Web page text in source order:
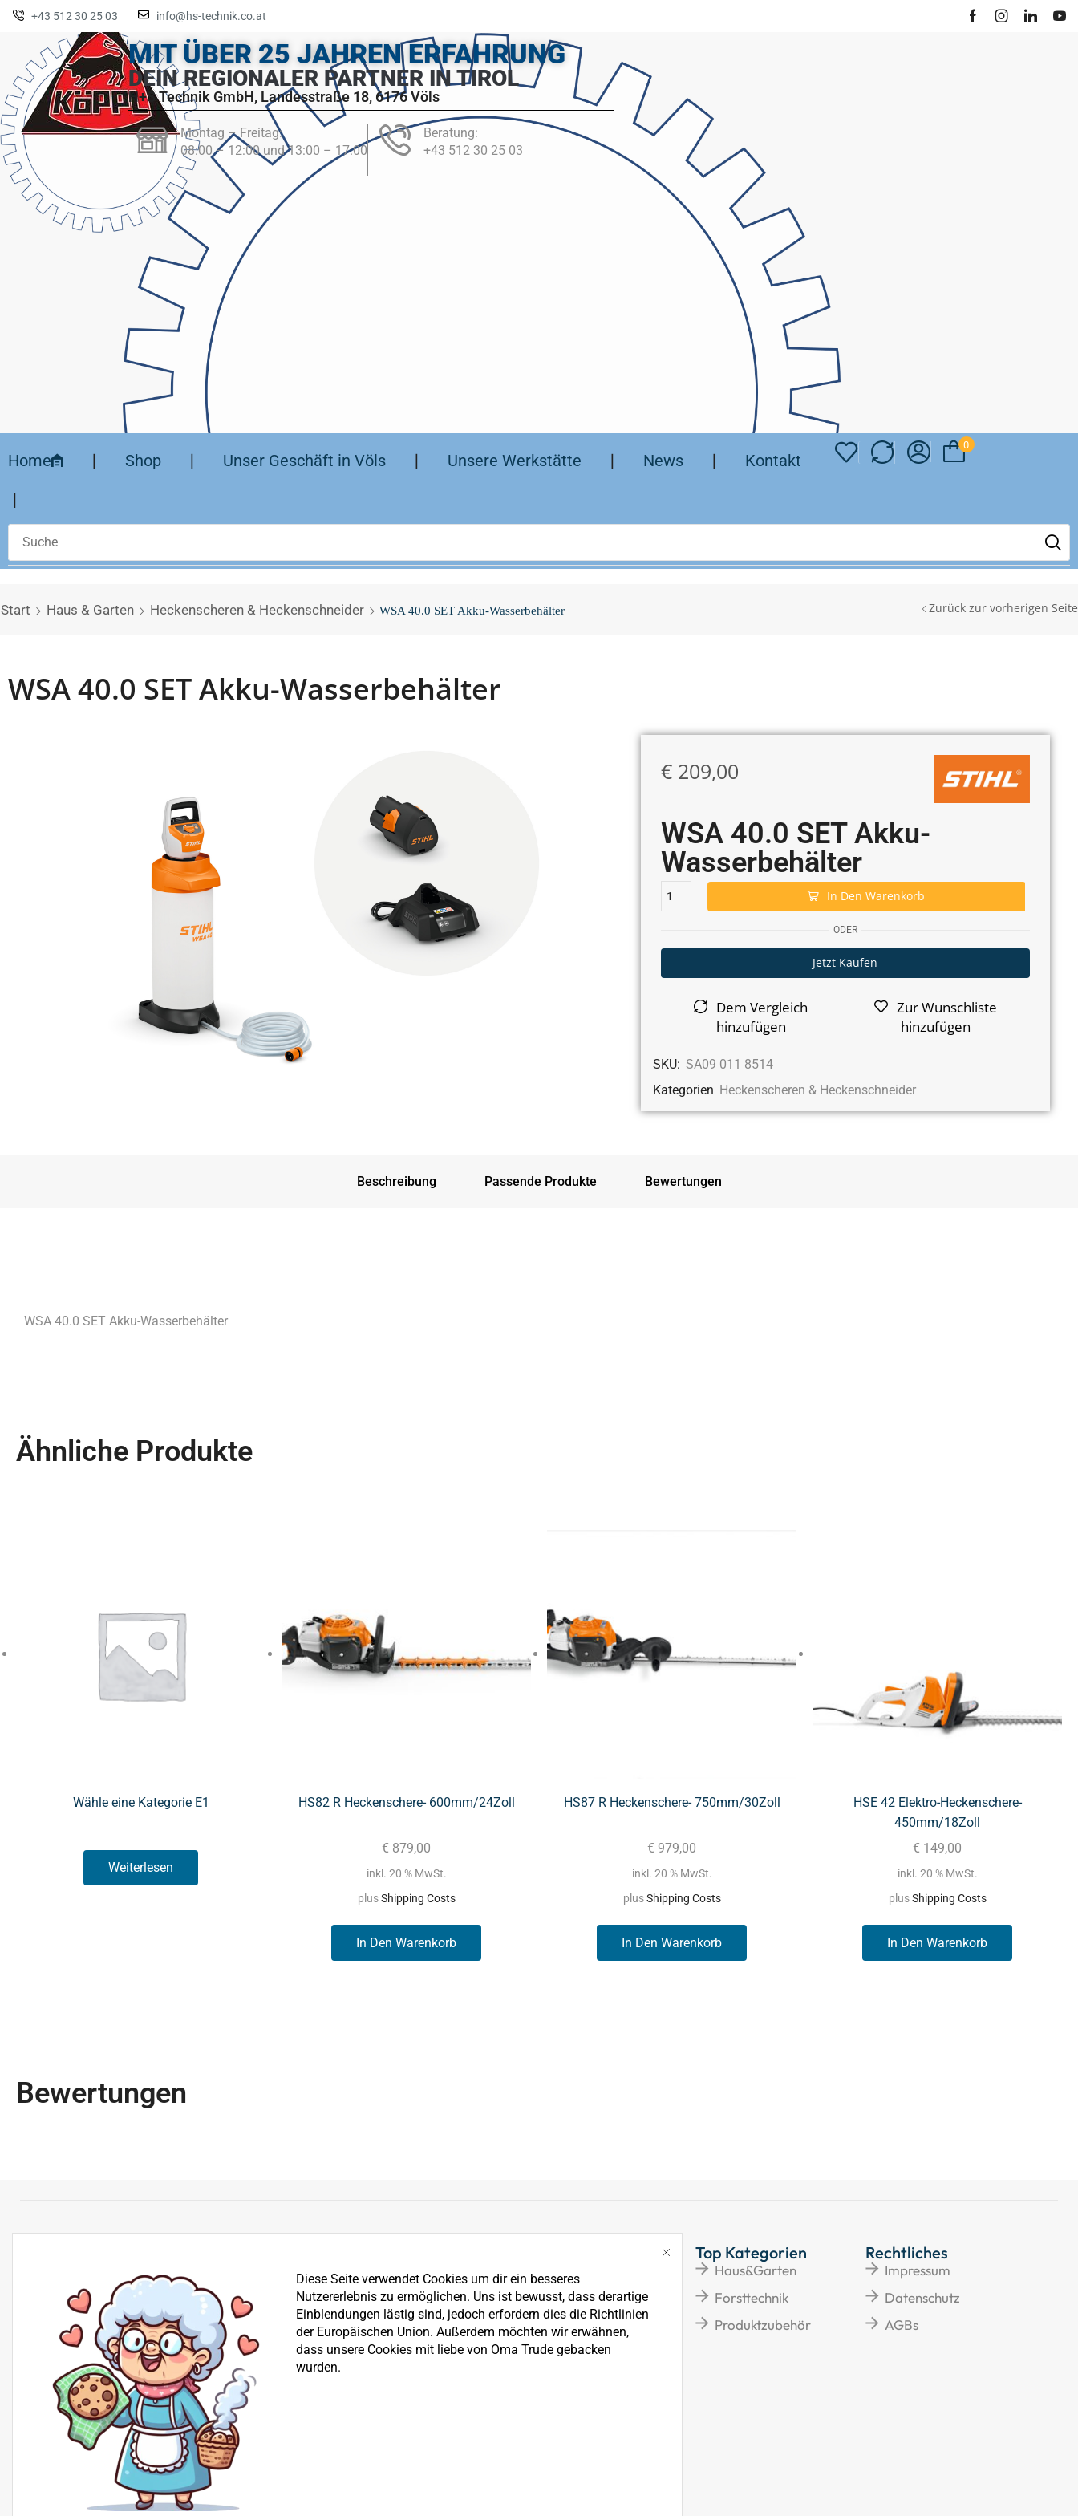
+43 512 30 25 03 info@hs-technik.co.at
MIT ÜBER 25 JAHREN ERFAHRUNG
DEIN REGIONALER PARTNER IN TIROL
H+S Technik GmbH, Landesstraße 18, 6176 Völs
Montag – Freitag:
08:00 – 12:00 und 13:00 – 17:00
Beratung:
+43 512 30 25 03
Home ❘ Shop ❘ Unser Geschäft in Völs ❘ Unsere Werkstätte ❘ News ❘ Kontakt
❘
0
Start Haus & Garten Heckenscheren & Heckenschneider WSA 40.0 SET Akku-Wasserbehälter Zurück zur vorherigen Seite
WSA 40.0 SET Akku-Wasserbehälter
€209,00
WSA 40.0 SET Akku-
Wasserbehälter
In Den Warenkorb
ODER
Jetzt Kaufen
Dem Vergleich
hinzufügen
Zur Wunschliste
hinzufügen
SKU: SA09 011 8514
Kategorien Heckenscheren & Heckenschneider
Beschreibung Passende Produkte Bewertungen
WSA 40.0 SET Akku-Wasserbehälter
Ähnliche Produkte
Wähle eine Kategorie E1
Weiterlesen
HS82 R Heckenschere- 600mm/24Zoll
€ 879,00
inkl. 20 % MwSt.
plusShipping Costs
In Den Warenkorb
HS87 R Heckenschere- 750mm/30Zoll
€ 979,00
inkl. 20 % MwSt.
plusShipping Costs
In Den Warenkorb
HSE 42 Elektro-Heckenschere-
450mm/18Zoll
€ 149,00
inkl. 20 % MwSt.
plusShipping Costs
In Den Warenkorb
Bewertungen
Diese Seite verwendet Cookies um dir ein besseres
Nutzererlebnis zu ermöglichen. Uns ist bewusst, dass derartige
Einblendungen lästig sind, jedoch erfordern dies die Richtlinien
der Europäischen Union. Außerdem möchten wir erwähnen,
dass unsere Cookies mit liebe von Oma Trude gebacken
wurden.
Bereits seit über 25 Jahren befassen wir uns mit dem Verkauf, der Wartung und
der Reparatur von Garten-, Winter- und Kommunalgeräten.
+43 512 30 25 03
H+S Technik GmbH, Landesstraße 18, 6176 Völs
News
Kontakt
Top Kategorien
Haus&Garten
Forsttechnik
Produktzubehör
Rechtliches
Impressum
Datenschutz
AGBs